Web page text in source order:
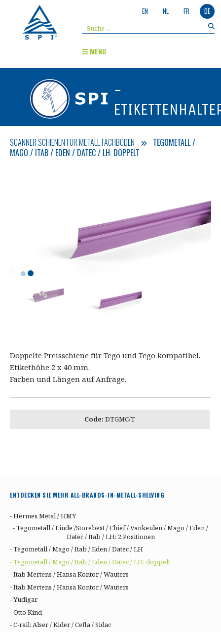
EN NL FR DE
MENU
-
SCANNER SCHIENEN FÜR METALL FACHBÖDEN
TEGOMETALL /
MAGO / ITAB / EDEN / DATEC / LH: DOPPELT
Doppelte Preisschiene für Tego und Tego kompatibel.
Etikethöhe 2 x 40 mm.
Farben und Längen auf Anfrage.
Code: DTGMC/T
ENTDECKEN SIE MEHR ALL-BRANDS-IN-METALL-SHELVING
- Hermes Metal / HMY
- Tegometall / Linde /Storebest / Chief / Vankeulen / Mago / Eden /
Datec / Itab / LH: 2 Positionen
- Tegometall / Mago / Itab / Eden / Datec / LH
- Tegometall / Mago / Itab / Eden / Datec / LH: doppelt
- Itab Mertens / Hansa Kontor / Wauters
- Itab Mertens / Hansa Kontor / Wauters
- Yudigar
- Otto Kind
- C-rail: Alser / Kider / Cefla / Sidac